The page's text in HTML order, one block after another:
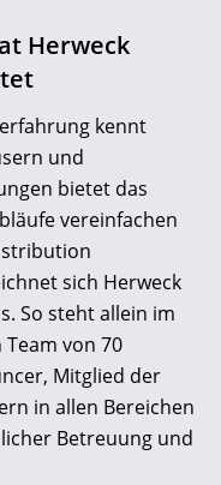
Herweck
kennt
und
bietet das
vereinfachen
sich Herweck
So steht allein im
von 70
Mitglied der
in allen Bereichen
Betreuung und